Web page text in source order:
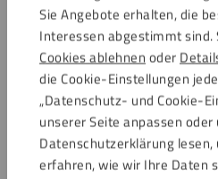
Sie Angebote erhalten, die
Interessen abgestimmt sind.
Cookies ablehnen oder
die Cookie-Einstellungen
„Datenschutz- und Cookie-
unserer Seite anpassen oder
Datenschutzerklärung
erfahren, wie wir Ihre Daten
Verwenden Sie rostfreie
Unterlegscheiben bei der
an seinem Platz bleibt.
Bohren Sie das Loch 1
Schraubendurchmesser.
bei